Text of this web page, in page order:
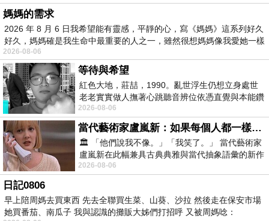
媽媽的需求
2026 年 8 月 6 日我希望能有靈感，平靜的心，寫《媽媽》這系列好久
好久，媽媽確是我生命中最重要的人之一，雖然很想媽媽像我愛她一樣
2026-08-06
等待與希望
紅色大地，莊喆，1990。亂世浮生仍想立身處世
老老實實做人撫著心跳聽音辨位依憑直覺與本能鑽
向裂隙的亮處探索另一個心聲另一個共鳴的
2026-08-06
當代藝術家盧嵐新：如果每個人都一樣，這世界該有多無聊？
🏛️ 「他們說我不像。」「我笑了。」 當代藝術家
盧嵐新在此幅兼具古典典雅與當代抽象語彙的新作
中，以沈靜的藍色空間為背景，描繪了
2026-08-06
日記0806
早上陪周媽去買東西 先去全聯買生菜、山葵、沙拉 然後走在保安市場
她買番茄、南瓜子 我與認識的攤販大姊們打招呼 又被周媽唸：